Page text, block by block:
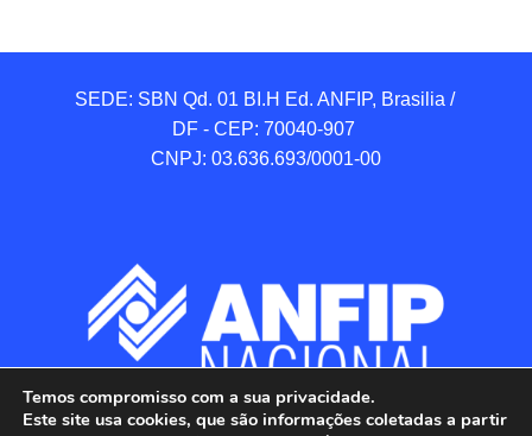
SEDE: SBN Qd. 01 BI.H Ed. ANFIP, Brasilia /
DF - CEP: 70040-907
CNPJ: 03.636.693/0001-00
Temos compromisso com a sua privacidade.
Este site usa cookies, que são informações coletadas a partir